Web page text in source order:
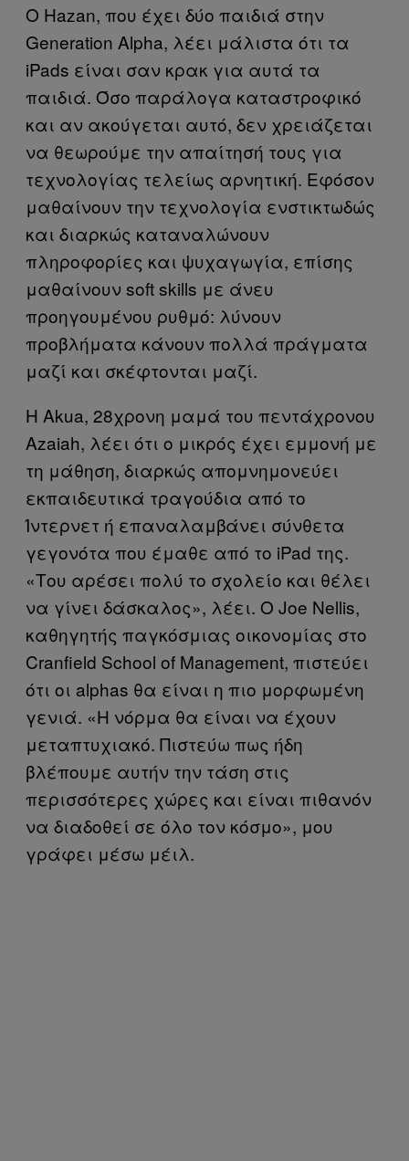
Ο Hazan, που έχει δύο παιδιά στην
Generation Alpha, λέει μάλιστα ότι τα
iPads είναι σαν κρακ για αυτά τα
παιδιά. Όσο παράλογα καταστροφικό
και αν ακούγεται αυτό, δεν χρειάζεται
να θεωρούμε την απαίτησή τους για
τεχνολογίας τελείως αρνητική. Εφόσον
μαθαίνουν την τεχνολογία ενστικτωδώς
και διαρκώς καταναλώνουν
πληροφορίες και ψυχαγωγία, επίσης
μαθαίνουν soft skills με άνευ
προηγουμένου ρυθμό: λύνουν
προβλήματα κάνουν πολλά πράγματα
μαζί και σκέφτονται μαζί.
Η Akua, 28χρονη μαμά του πεντάχρονου
Azaiah, λέει ότι ο μικρός έχει εμμονή με
τη μάθηση, διαρκώς απομνημονεύει
εκπαιδευτικά τραγούδια από το
Ίντερνετ ή επαναλαμβάνει σύνθετα
γεγονότα που έμαθε από το iPad της.
«Του αρέσει πολύ το σχολείο και θέλει
να γίνει δάσκαλος», λέει. Ο Joe Nellis,
καθηγητής παγκόσμιας οικονομίας στο
Cranfield School of Management, πιστεύει
ότι οι alphas θα είναι η πιο μορφωμένη
γενιά. «Η νόρμα θα είναι να έχουν
μεταπτυχιακό. Πιστεύω πως ήδη
βλέπουμε αυτήν την τάση στις
περισσότερες χώρες και είναι πιθανόν
να διαδοθεί σε όλο τον κόσμο», μου
γράφει μέσω μέιλ.